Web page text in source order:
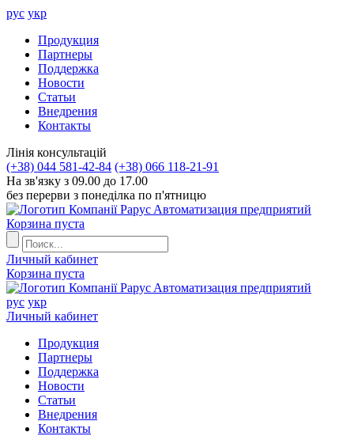
рус укр
Продукция
Партнеры
Поддержка
Новости
Статьи
Внедрения
Контакты
Лiнiя консультацiй
(+38) 044 581-42-84 (+38) 066 118-21-91
На зв'язку з 09.00 до 17.00
без перерви з понеділка по п'ятницю
Aвтоматизация предприятий
Корзина пуста
Личный кабинет
Корзина пуста
Aвтоматизация предприятий
рус укр
Личный кабинет
Продукция
Партнеры
Поддержка
Новости
Статьи
Внедрения
Контакты